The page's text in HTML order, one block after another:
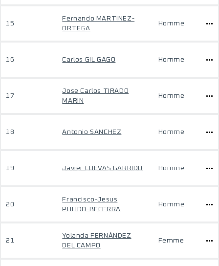
15
Fernando MARTINEZ-
ORTEGA
Homme
16 Carlos GIL GAGO Homme
17
Jose Carlos TIRADO
MARIN
Homme
18 Antonio SANCHEZ Homme
19 Javier CUEVAS GARRIDO Homme
20
Francisco-Jesus
PULIDO-BECERRA
Homme
21
Yolanda FERNÁNDEZ
DEL CAMPO
Femme